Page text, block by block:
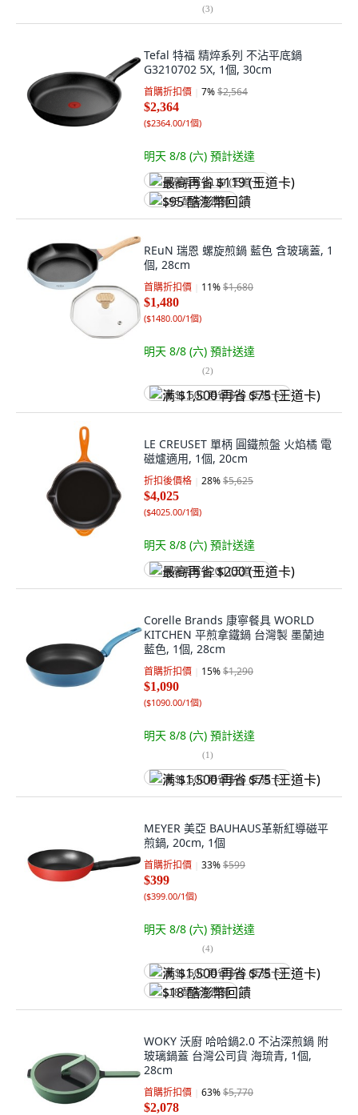
(3)
Tefal 特福 精焠系列 不沾平底鍋
G3210702 5X, 1個, 30cm
首購折扣價 7%$2,564
$2,364
($2364.00/1個)
明天 8/8 (六) 預計送達
最高再省 $119 (王道卡)
$95 酷澎幣回饋
REuN 瑞恩 螺旋煎鍋 藍色 含玻璃蓋, 1
個, 28cm
首購折扣價 11%$1,680
$1,480
($1480.00/1個)
明天 8/8 (六) 預計送達
(2)
满 $1,500 再省 $75 (王道卡)
LE CREUSET 單柄 圓鐵煎盤 火焰橘 電
磁爐適用, 1個, 20cm
折扣後價格 28%$5,625
$4,025
($4025.00/1個)
明天 8/8 (六) 預計送達
最高再省 $200 (王道卡)
Corelle Brands 康寧餐具 WORLD
KITCHEN 平煎拿鐵鍋 台灣製 墨蘭迪
藍色, 1個, 28cm
首購折扣價 15%$1,290
$1,090
($1090.00/1個)
明天 8/8 (六) 預計送達
(1)
满 $1,500 再省 $75 (王道卡)
MEYER 美亞 BAUHAUS革新紅導磁平
煎鍋, 20cm, 1個
首購折扣價 33%$599
$399
($399.00/1個)
明天 8/8 (六) 預計送達
(4)
满 $1,500 再省 $75 (王道卡)
$18 酷澎幣回饋
WOKY 沃廚 哈哈鍋2.0 不沾深煎鍋 附
玻璃鍋蓋 台灣公司貨 海琉青, 1個,
28cm
首購折扣價 63%$5,770
$2,078